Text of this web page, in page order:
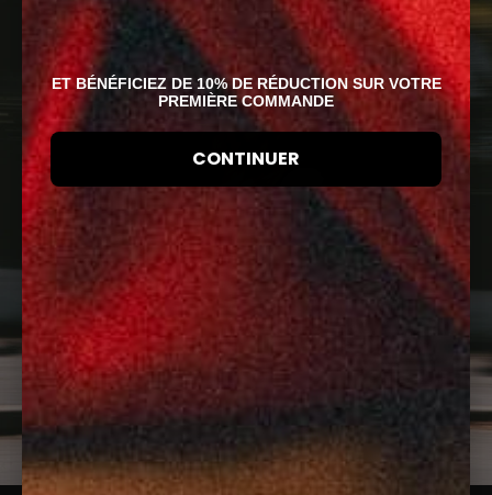
ET BÉNÉFICIEZ DE 10% DE RÉDUCTION SUR VOTRE
PREMIÈRE COMMANDE
CONTINUER